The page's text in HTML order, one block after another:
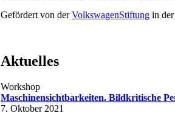
Gefördert von derVolkswagenStiftung in der
Aktuelles
Workshop
Maschinensichtbarkeiten. Bildkritische
7. Oktober 2021